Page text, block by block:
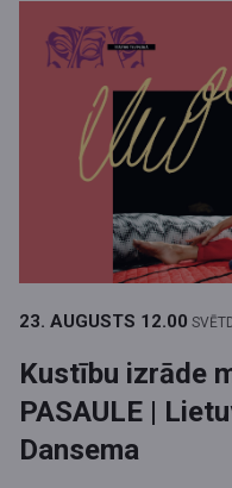
23. AUGUSTS 12.00
Kustību izrāde
PASAULE |
Dansema